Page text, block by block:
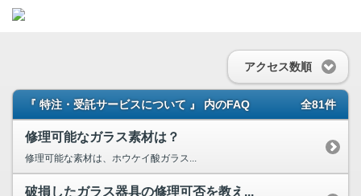
アクセス数順
『 特注・受託サービスについて 』 内のFAQ 全81件
修理可能なガラス素材は？
修理可能な素材は、ホウケイ酸ガラス...
破損したガラス器具の修理可否を教え...